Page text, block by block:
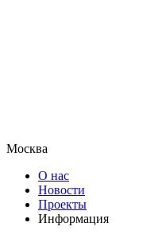
Москва
О нас
Новости
Проекты
Информация